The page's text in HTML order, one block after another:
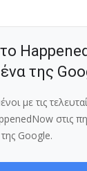
της
με τις
στις
της Google.